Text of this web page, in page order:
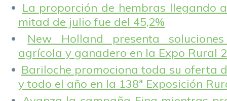
La proporción de hembras llegando
mitad de julio fue del 45,2%
New Holland presenta
agrícola y ganadero en la Expo Rural
Bariloche promociona toda su oferta
y todo el año en la 138ª Exposición